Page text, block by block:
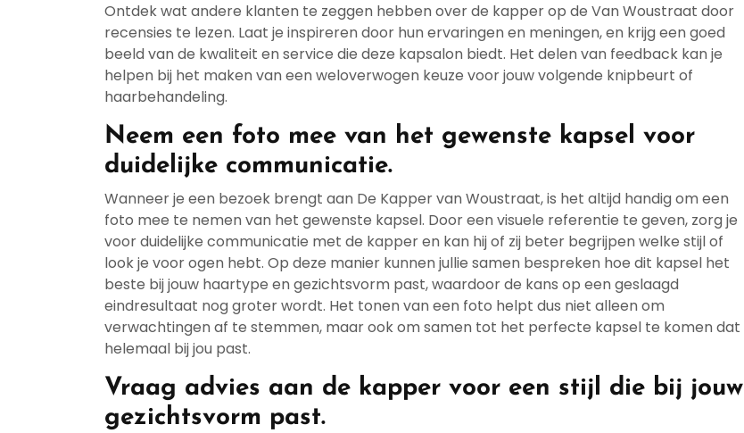
Ontdek wat andere klanten te zeggen hebben over de kapper op de Van Woustraat door
recensies te lezen. Laat je inspireren door hun ervaringen en meningen, en krijg een goed
beeld van de kwaliteit en service die deze kapsalon biedt. Het delen van feedback kan je
helpen bij het maken van een weloverwogen keuze voor jouw volgende knipbeurt of
haarbehandeling.
Neem een foto mee van het gewenste kapsel voor
duidelijke communicatie.
Wanneer je een bezoek brengt aan De Kapper van Woustraat, is het altijd handig om een
foto mee te nemen van het gewenste kapsel. Door een visuele referentie te geven, zorg je
voor duidelijke communicatie met de kapper en kan hij of zij beter begrijpen welke stijl of
look je voor ogen hebt. Op deze manier kunnen jullie samen bespreken hoe dit kapsel het
beste bij jouw haartype en gezichtsvorm past, waardoor de kans op een geslaagd
eindresultaat nog groter wordt. Het tonen van een foto helpt dus niet alleen om
verwachtingen af te stemmen, maar ook om samen tot het perfecte kapsel te komen dat
helemaal bij jou past.
Vraag advies aan de kapper voor een stijl die bij jouw
gezichtsvorm past.